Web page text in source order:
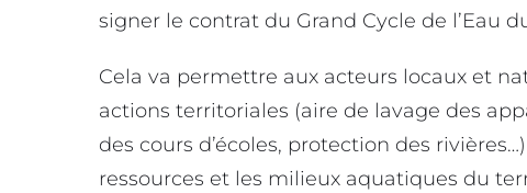
signer le contrat du Grand Cycle de l’Eau
Cela va permettre aux acteurs locaux et
actions territoriales (aire de lavage des
des cours d’écoles, protection des
ressources et les milieux aquatiques du